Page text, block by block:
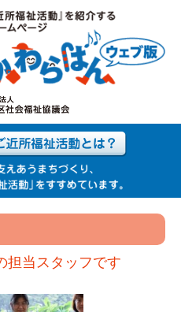
担当スタッフです